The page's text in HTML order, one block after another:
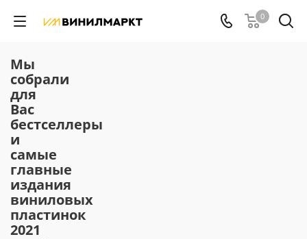
0
Мы
собрали
для
Вас
бестселлеры
и
самые
главные
издания
виниловых
пластинок
2021